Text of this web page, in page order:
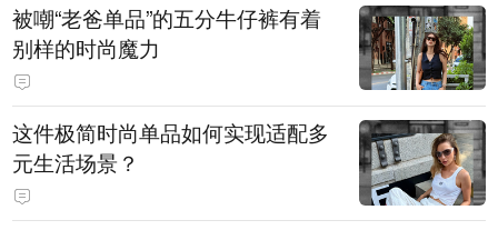
被嘲“老爸单品”的五分牛仔裤有着
别样的时尚魔力
这件极简时尚单品如何实现适配多
元生活场景？